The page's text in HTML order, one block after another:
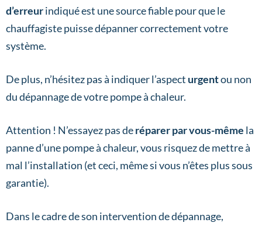
d’erreurindiqué est une source fiable pour que le
chauffagiste puisse dépanner correctement votre
système.
De plus, n’hésitez pas à indiquer l’aspect urgentou non
du dépannage de votre pompe à chaleur.
Attention ! N’essayez pas deréparer par vous-même la
panne d’une pompe à chaleur, vous risquez de mettre à
mal l’installation (et ceci, même si vous n’êtes plus sous
garantie).
Dans le cadre de son intervention de dépannage,